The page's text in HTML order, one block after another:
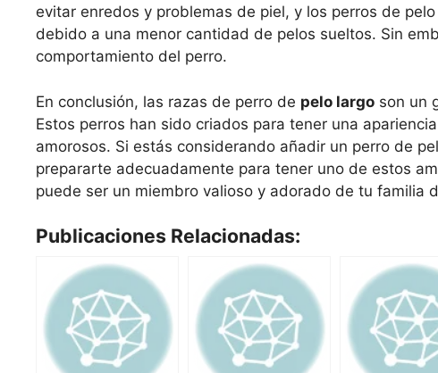
evitar enredos y problemas de piel, y los perros de
debido a una menor cantidad de pelos sueltos. Sin
comportamiento del perro.
En conclusión, las razas de perro de pelo largo son un
Estos perros han sido criados para tener una
amorosos. Si estás considerando añadir un perro de
prepararte adecuadamente para tener uno de estos
puede ser un miembro valioso y adorado de tu familia
Publicaciones Relacionadas: